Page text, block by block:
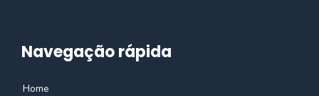
Navegação rápida
Home